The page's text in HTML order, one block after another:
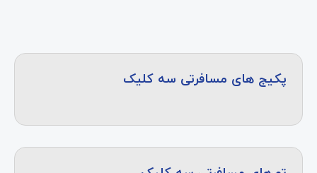
پکیج های مسافرتی سه کلیک